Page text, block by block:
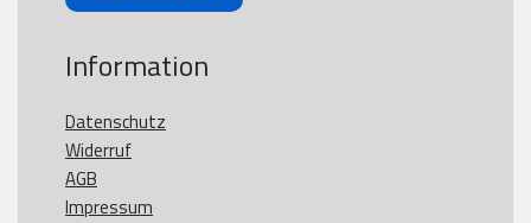
Information
Datenschutz
Widerruf
AGB
Impressum